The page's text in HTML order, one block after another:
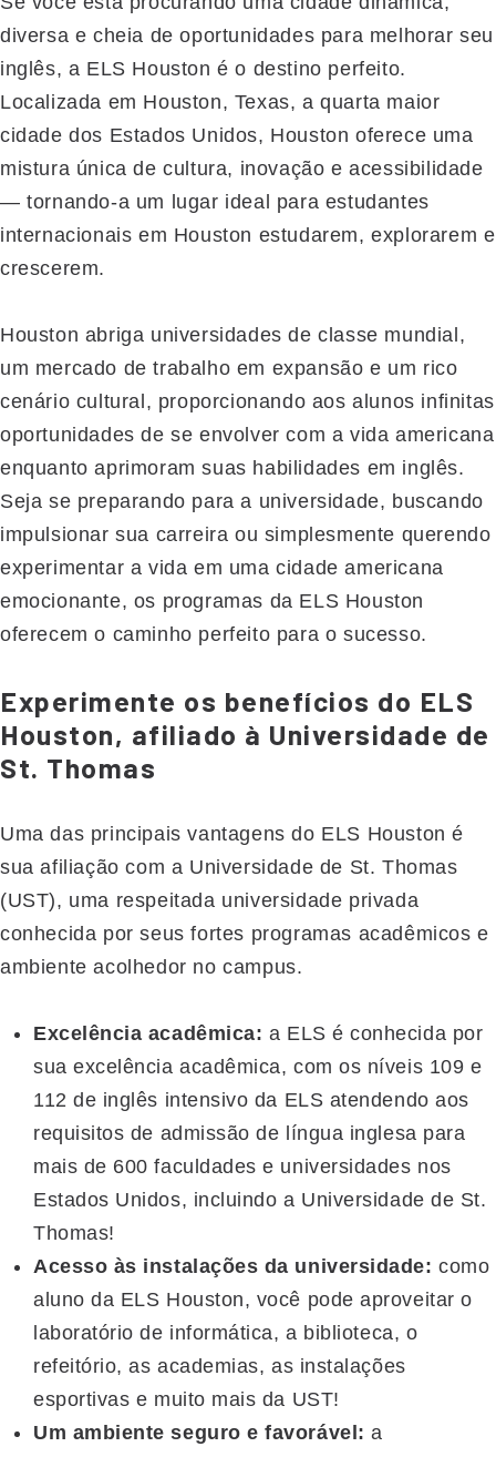
diversa e cheia de oportunidades para melhorar seu
inglês, a ELS Houston é o destino perfeito.
Localizada em Houston, Texas, a quarta maior
cidade dos Estados Unidos, Houston oferece uma
mistura única de cultura, inovação e acessibilidade
— tornando-a um lugar ideal para estudantes
internacionais em Houston estudarem, explorarem e
crescerem.
Houston abriga universidades de classe mundial,
um mercado de trabalho em expansão e um rico
cenário cultural, proporcionando aos alunos infinitas
oportunidades de se envolver com a vida americana
enquanto aprimoram suas habilidades em inglês.
Seja se preparando para a universidade, buscando
impulsionar sua carreira ou simplesmente querendo
experimentar a vida em uma cidade americana
emocionante, os programas da ELS Houston
oferecem o caminho perfeito para o sucesso.
Experimente os benefícios do ELS
Houston, afiliado à Universidade de
St. Thomas
Uma das principais vantagens do ELS Houston é
sua afiliação com a Universidade de St. Thomas
(UST), uma respeitada universidade privada
conhecida por seus fortes programas acadêmicos e
ambiente acolhedor no campus.
Excelência acadêmica: a ELS é conhecida por
sua excelência acadêmica, com os níveis 109 e
112 de inglês intensivo da ELS atendendo aos
requisitos de admissão de língua inglesa para
mais de 600 faculdades e universidades nos
Estados Unidos, incluindo a Universidade de St.
Thomas!
Acesso às instalações da universidade: como
aluno da ELS Houston, você pode aproveitar o
laboratório de informática, a biblioteca, o
refeitório, as academias, as instalações
esportivas e muito mais da UST!
Um ambiente seguro e favorável: a